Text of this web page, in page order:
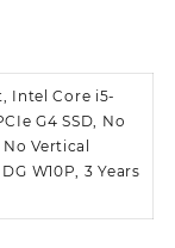
Intel Core i5-
G4 SSD, No
Vertical
W10P, 3 Years